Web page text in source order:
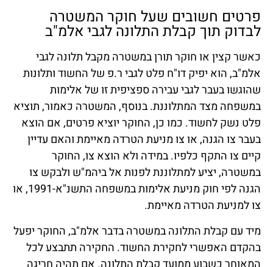
פרטים חשובים שעל חוקר המשטרה
לבדוק תוך קבלת התלונה לגבי אלמ"ב
כאשר קצין או חוקר תורן במשטרה מקבל תלונה לגבי
אלמ"ב, הוא יפיק דו"ח פלט לגבי ר.פ של החשוד ותלונות
שהוגשו בעבר לגבי עבירה ספציפית זו של אלימות
במשפחה מצד המתלוננת. בנוסף, המשטרה כאמור, תוציא
פלט נשק לחשוד. כמו כן, החוקר יוציא פרטים, אם הוצא
בעבר צו הגנה, או צו מניעת הטרדה מאיימת והאם עדיין
קיים צו התקף כלפיו. במידה ולא הוצא צו, החוקר
במשטרה, יציע למתלוננת לפנות אל ביהמ"ש ולבקש צו
הגנה לפי חוק מניעת אלימות במשפחה התשנ"א-1991, או
צו למניעת הטרדה מאיימת.
מיד עם קבלת התלונה במשטרה בדבר אלמ"ב, החוקר יפעל
בהקדם האפשרי לחקירת החשוד. החקירה תתבצע לכל